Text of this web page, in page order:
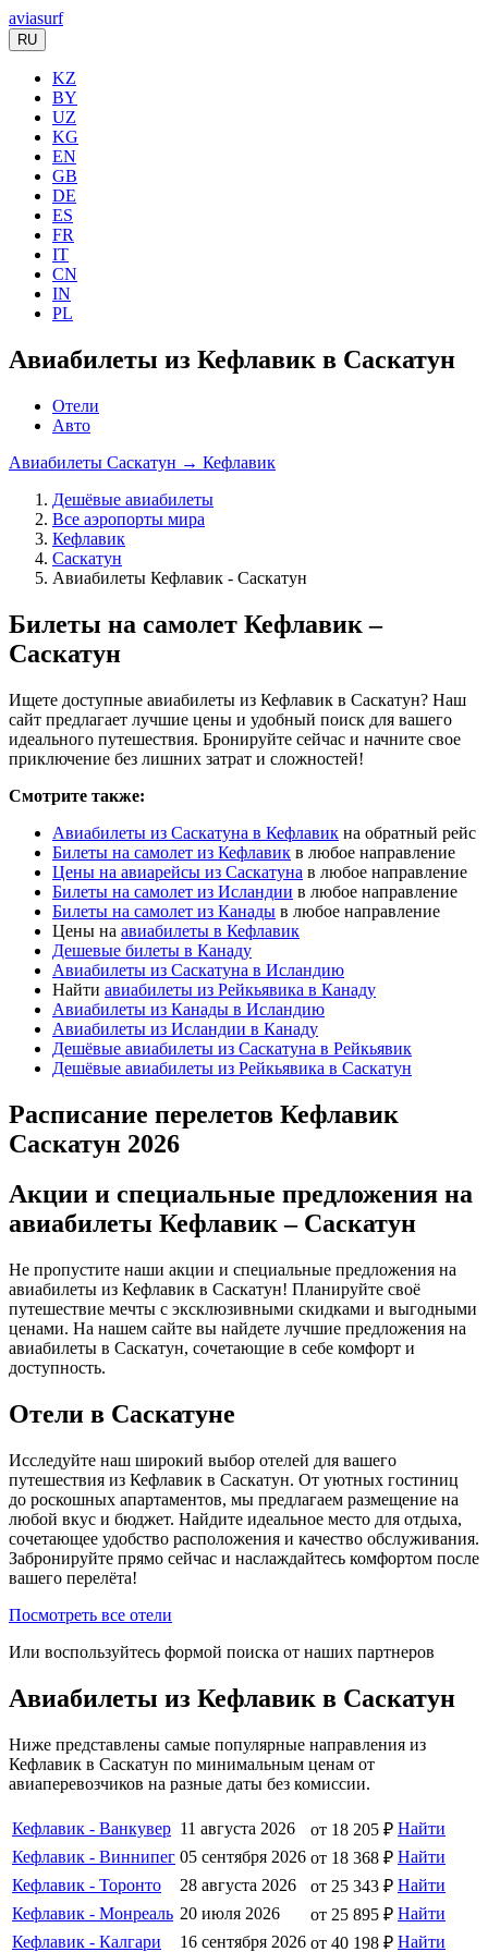
aviasurf
RU
KZ
BY
UZ
KG
EN
GB
DE
ES
FR
IT
CN
IN
PL
Авиабилеты из Кефлавик в Саскатун
Отели
Авто
Авиабилеты Саскатун → Кефлавик
Дешёвые авиабилеты
Все аэропорты мира
Кефлавик
Саскатун
Авиабилеты Кефлавик - Саскатун
Билеты на самолет Кефлавик –
Саскатун
Ищете доступные авиабилеты из Кефлавик в Саскатун? Наш
сайт предлагает лучшие цены и удобный поиск для вашего
идеального путешествия. Бронируйте сейчас и начните свое
приключение без лишних затрат и сложностей!
Смотрите также:
Авиабилеты из Саскатуна в Кефлавик на обратный рейс
Билеты на самолет из Кефлавик в любое направление
Цены на авиарейсы из Саскатуна в любое направление
Билеты на самолет из Исландии в любое направление
Билеты на самолет из Канады в любое направление
Цены на авиабилеты в Кефлавик
Дешевые билеты в Канаду
Авиабилеты из Саскатуна в Исландию
Найти авиабилеты из Рейкьявика в Канаду
Авиабилеты из Канады в Исландию
Авиабилеты из Исландии в Канаду
Дешёвые авиабилеты из Саскатуна в Рейкьявик
Дешёвые авиабилеты из Рейкьявика в Саскатун
Расписание перелетов Кефлавик
Саскатун 2026
Акции и специальные предложения на
авиабилеты Кефлавик – Саскатун
Не пропустите наши акции и специальные предложения на
авиабилеты из Кефлавик в Саскатун! Планируйте своё
путешествие мечты с эксклюзивными скидками и выгодными
ценами. На нашем сайте вы найдете лучшие предложения на
авиабилеты в Саскатун, сочетающие в себе комфорт и
доступность.
Отели в Саскатуне
Исследуйте наш широкий выбор отелей для вашего
путешествия из Кефлавик в Саскатун. От уютных гостиниц
до роскошных апартаментов, мы предлагаем размещение на
любой вкус и бюджет. Найдите идеальное место для отдыха,
сочетающее удобство расположения и качество обслуживания.
Забронируйте прямо сейчас и наслаждайтесь комфортом после
вашего перелёта!
Посмотреть все отели
Или воспользуйтесь формой поиска от наших партнеров
Авиабилеты из Кефлавик в Саскатун
Ниже представлены самые популярные направления из
Кефлавик в Саскатун по минимальным ценам от
авиаперевозчиков на разные даты без комиссии.
Кефлавик - Ванкувер 11 августа 2026 от 18 205 ₽ Найти
Кефлавик - Виннипег 05 сентября 2026 от 18 368 ₽ Найти
Кефлавик - Торонто
28 августа 2026 от 25 343 ₽ Найти
Кефлавик - Монреаль 20 июля 2026 от 25 895 ₽ Найти
Кефлавик - Калгари
16 сентября 2026 от 40 198 ₽ Найти